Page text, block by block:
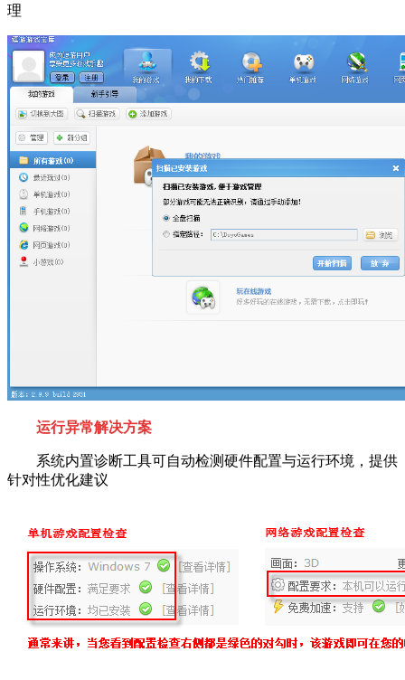
理
运行异常解决方案
系统内置诊断工具可自动检测硬件配置与运行环境，提供
针对性优化建议